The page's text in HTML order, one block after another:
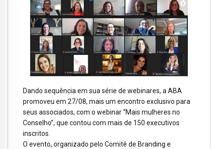
Dando sequência em sua série de webinares, a ABA
promoveu em 27/08, mais um encontro exclusivo para
seus associados, com o webinar “Mais mulheres no
Conselho”, que contou com mais de 150 executivos
inscritos.
O evento, organizado pelo Comitê de Branding e